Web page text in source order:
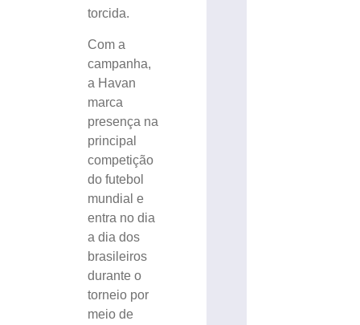
torcida.
Com a
campanha,
a Havan
marca
presença na
principal
competição
do futebol
mundial e
entra no dia
a dia dos
brasileiros
durante o
torneio por
meio de